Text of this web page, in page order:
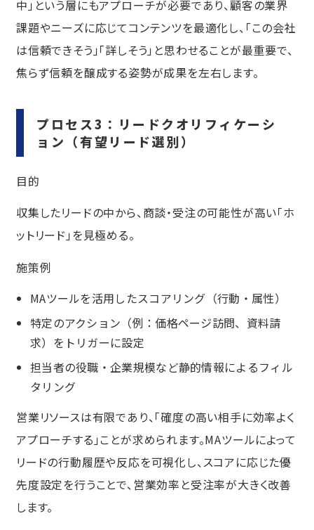
中」という層にもアプローチが必要であり、顧客の業界
課題やニーズに応じてコンテンツを最適化し、「この会社
は信頼できそう」「詳しそう」と思わせることが最重要で、
焦らず信頼を醸成する姿勢が成果を左右します。
プロセス3：リードクオリフィケーシ
ョン（有望リード選別）
目的
収集したリードの中から、商談・受注の可能性が高い「ホ
ットリード」を見極める。
施策例
MAツールを活用したスコアリング（行動・属性）
特定のアクション（例：価格ページ訪問、資料請
求）をトリガーに設定
担当者の役職・企業規模など静的情報によるフィル
タリング
営業リソースは有限であり、「確度の高い相手に効率よく
アプローチする」ことが求められます。MAツールによって
リードの行動履歴や反応を可視化し、スコアに応じた優
先度設定を行うことで、営業効率と受注率が大きく改善
します。